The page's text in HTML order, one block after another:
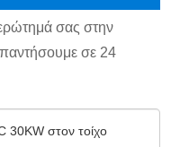
σας στην
σε 24